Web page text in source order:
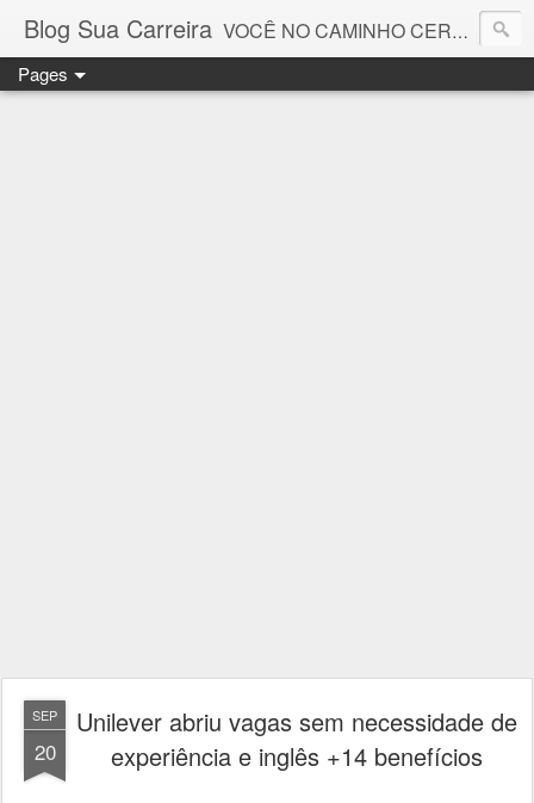
Blog Sua Carreira VOCÊ NO CAMINHO CERTO! 🤓💻🚀
Pages
SEP
20
Unilever abriu vagas sem necessidade de
experiência e inglês +14 benefícios